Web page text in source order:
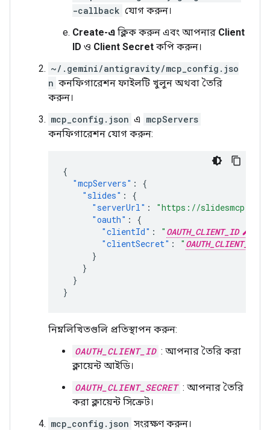
-callback যোগ করুন।
Create-এ ক্লিক করুন এবং আপনার Client
ID ও Client Secret কপি করুন।
~/.gemini/antigravity/mcp_config.jso
n কনফিগারেশন ফাইলটি খুলুন অথবা তৈরি
করুন।
mcp_config.json এ mcpServers
কনফিগারেশন যোগ করুন:
{
"mcpServers" :
{
"slides" :
{
"serverUrl" :
"https://
"oauth" :
{
"clientId" : " OAUTH_CLIENT_ID
"clientSecret" : "
}
}
}
}
নিম্নলিখিতগুলি প্রতিস্থাপন করুন:
OAUTH_CLIENT_ID : আপনার তৈরি করা
ক্লায়েন্ট আইডি।
OAUTH_CLIENT_SECRET : আপনার তৈরি
করা ক্লায়েন্ট সিক্রেট।
mcp_config.json সংরক্ষণ করুন।